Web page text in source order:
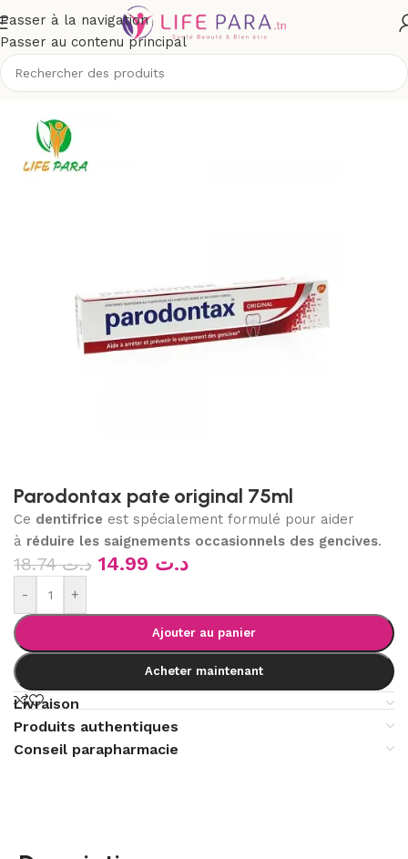
Passer à la navigation
Passer au contenu principal
/Boutique/Hygiène/Soins buccodentaires/Dentifrices
Parodontax pate original 75ml
Ce dentifrice est spécialement formulé pour aider
à réduire les saignements occasionnels des gencives.
د.ت18.74 د.ت
- +
Ajouter au panier
Acheter maintenant
Livraison
Produits authentiques
Conseil parapharmacie